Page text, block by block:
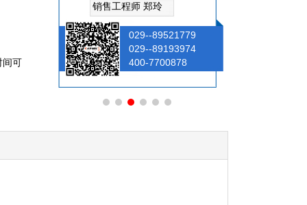
间可
销售工程师 郑玲
029--89521779
029--89193974
400-7700878